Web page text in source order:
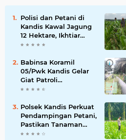
Polisi dan Petani di
Kandis Kawal Jagung
12 Hektare, Ikhtiar
Menjaga Ketahanan
Babinsa Koramil
05/Pwk Kandis Gelar
Giat Patroli
Pengamanan Line
Kandis Kandis
Polsek Kandis Perkuat
Pendampingan Petani,
Pastikan Tanaman
Jagung Tumbuh